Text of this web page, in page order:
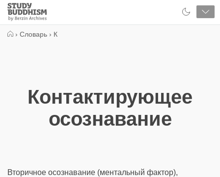
Close
Study
Buddhism
› Словарь › К
Контактирующее
осознавание
Вторичное осознавание (ментальный фактор),